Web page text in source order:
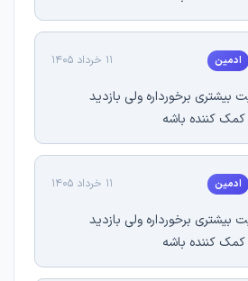
ادمین 11 خرداد 1405
بیشتری برخورداره ولی بازدید
کمک کننده باشه
ادمین 11 خرداد 1405
بیشتری برخورداره ولی بازدید
کمک کننده باشه